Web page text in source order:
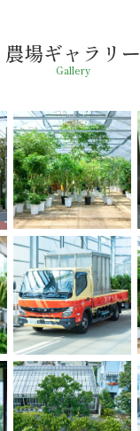
農場ギャラリー
Gallery